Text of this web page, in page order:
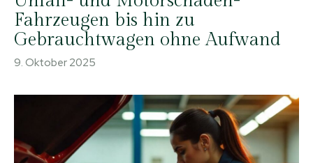
Fahrzeugen bis hin zu
Gebrauchtwagen ohne Aufwand
9. Oktober 2025